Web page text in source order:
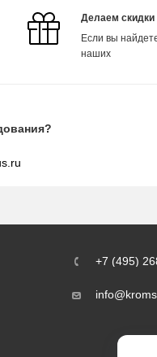
Делаем скидки
Если вы
наших
+7 (495)